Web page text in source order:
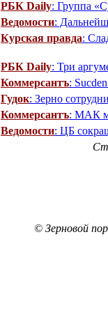
РБК Daily: Группа
Ведомости:
Курская правда:
РБК Daily: Три
Коммерсантъ:
Гудок: Зерно
Коммерсантъ: МАК
Ведомости: ЦБ
© Зерновой